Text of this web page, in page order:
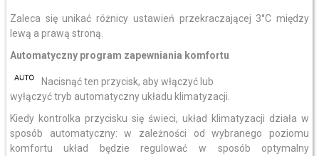
Zaleca się unikać różnicy ustawień przekraczającej 3°C między
lewą a prawą stroną.
Automatyczny program zapewniania komfortu
Nacisnąć ten przycisk, aby włączyć lub
wyłączyć tryb automatyczny układu klimatyzacji.
Kiedy kontrolka przycisku się świeci, układ klimatyzacji działa w
sposób automatyczny: w zależności od wybranego poziomu
komfortu układ będzie regulować w sposób optymalny